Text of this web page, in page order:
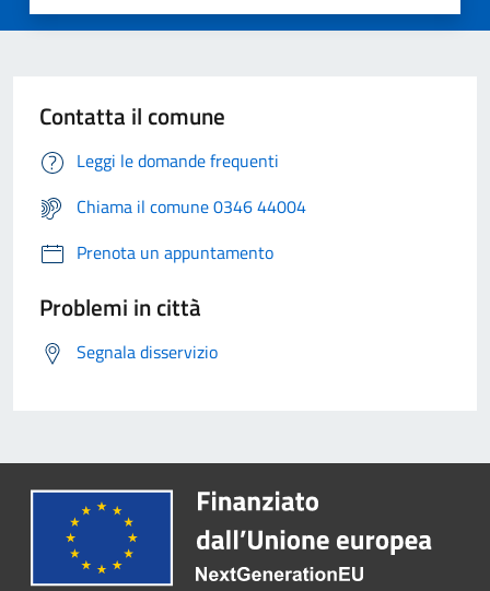
Contatta il comune
Leggi le domande frequenti
Chiama il comune 0346 44004
Prenota un appuntamento
Problemi in città
Segnala disservizio